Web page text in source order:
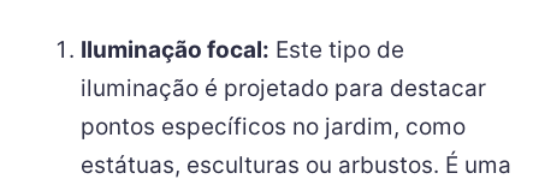
Iluminação focal: Este tipo de
iluminação é projetado para destacar
pontos específicos no jardim, como
estátuas, esculturas ou arbustos. É uma